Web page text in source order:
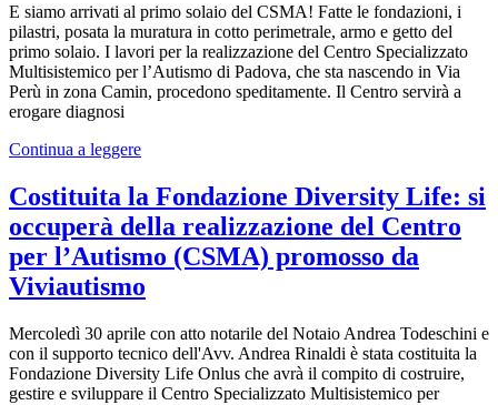
E siamo arrivati al primo solaio del CSMA! Fatte le fondazioni, i
pilastri, posata la muratura in cotto perimetrale, armo e getto del
primo solaio. I lavori per la realizzazione del Centro Specializzato
Multisistemico per l’Autismo di Padova, che sta nascendo in Via
Perù in zona Camin, procedono speditamente. Il Centro servirà a
erogare diagnosi
Continua a leggere
Costituita la Fondazione Diversity Life: si
occuperà della realizzazione del Centro
per l’Autismo (CSMA) promosso da
Viviautismo
Mercoledì 30 aprile con atto notarile del Notaio Andrea Todeschini e
con il supporto tecnico dell'Avv. Andrea Rinaldi è stata costituita la
Fondazione Diversity Life Onlus che avrà il compito di costruire,
gestire e sviluppare il Centro Specializzato Multisistemico per